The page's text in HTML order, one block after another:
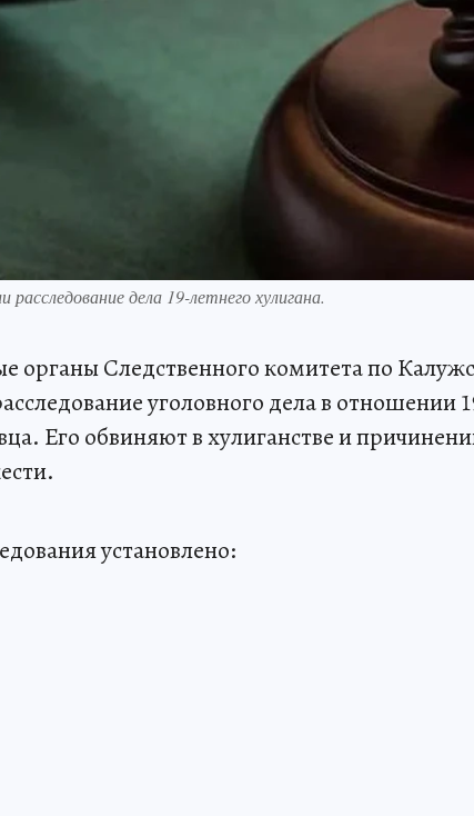
расследование дела 19-летнего хулигана.
органы Следственного комитета по
уголовного дела в отношении
Его обвиняют в хулиганстве и
установлено: